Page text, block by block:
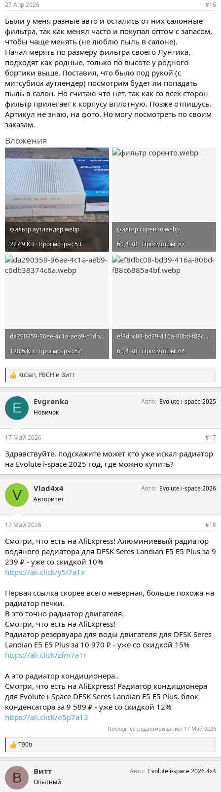
:
27 Апр 2026 #16
Были у меня разные авто и остались от них салонные
фильтра, так как менял часто и покупал оптом с запасом,
чтобы чаще менять (не люблю пыль в салоне).
Начал мерять по размеру фильтра своего Лунтика,
подходят как родные, только по высоте у родного
бортики выше. Поставил, что было под рукой (с
митсубиси аутлендер) посмотрим будет ли попадать
пыль в салон. Но считаю что нет, так как со всех сторон
фильтр прилегает к корпусу вплотную. Позже отпишусь.
Артикул не знаю, на фото. Но могу посмотреть по своим
заказам.
Вложения
фильтр аутлендер.webp
227,9 KB · Просмотры: 53
фильтр соренто.webp
60,4 KB · Просмотры: 57
da290359-96ee-4c1a-aeb9-c6db38374c6a.webp
128,5 KB · Просмотры: 57
ef8dbc08-bd39-416a-80bd-f88c6885a4bf.webp
60,4 KB · Просмотры: 64
С
и
п
т
:
Kuban, PBCH и Витт
E Evgrenka
Новичок
Авто Evolute i-space 2025
17 Май 2026 #17
Здравствуйте, подскажите может кто уже искал радиатор
на Evolute i-space 2025 год, где можно купить?
V Vlad4x4
Авторитет
Авто Evolute i-space 2026
17 Май 2026 #18
Смотри, что есть на AliExpress! Алюминиевый радиатор
водяного радиатора для DFSK Seres Landian E5 E5 Plus за 9
239 ₽ - уже со скидкой 10%
https://ali.click/y5l7a1x
Первая ссылка скорее всего неверная, больше похожа на
радиатор печки.
В это точно радиатор двигателя.
Смотри, что есть на AliExpress!
Радиатор резервуара для воды двигателя для DFSK Seres
Landian E5 E5 Plus за 10 970 ₽ - уже со скидкой 15%
https://ali.click/zfm7a1r
А это радиатор кондиционера..
Смотри, что есть на AliExpress! Радиатор кондиционера
для Evolute i-Space DFSK Seres Landian E5 E5 Plus, блок
конденсатора за 9 589 ₽ - уже со скидкой 12%
https://ali.click/o5p7a13
Последнее редактирование: 17 Май 2026
С
и
п
т
T90ti
В Витт
Опытный
Авто Evolute i-space 2026 4х4